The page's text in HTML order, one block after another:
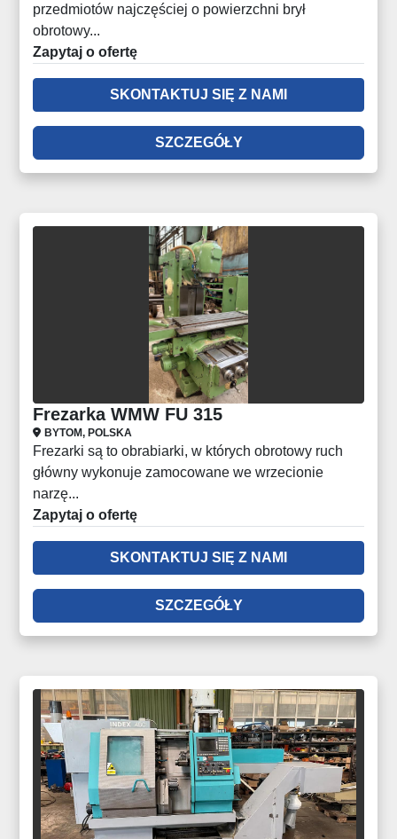
przedmiotów najczęściej o powierzchni brył
obrotowy...
Zapytaj o ofertę
SKONTAKTUJ SIĘ Z NAMI
SZCZEGÓŁY
Frezarka WMW FU 315
BYTOM, POLSKA
Frezarki są to obrabiarki, w których obrotowy ruch
główny wykonuje zamocowane we wrzecionie
narzę...
Zapytaj o ofertę
SKONTAKTUJ SIĘ Z NAMI
SZCZEGÓŁY